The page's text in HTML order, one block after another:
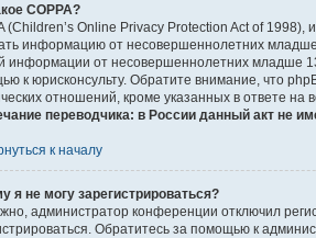
COPPA?
(Children’s Online Privacy Protection Act of
информацию от несовершеннолетних младше
информации от несовершеннолетних младше
к юрисконсульту. Обратите внимание, что
отношений, кроме указанных в ответе на
переводчика: в России данный акт не
к началу
я не могу зарегистрироваться?
администратор конференции отключил
Обратитесь за помощью к